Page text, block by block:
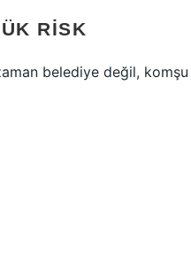
RISK
belediye değil,